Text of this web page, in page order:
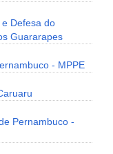
Defesa do
Guararapes
- MPPE
Pernambuco -